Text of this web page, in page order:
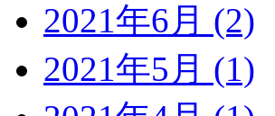
2021年6月 (2)
2021年5月 (1)